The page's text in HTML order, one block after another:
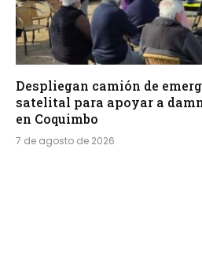
Despliegan camión de
satelital para apoyar a
en Coquimbo
7 de agosto de 2026